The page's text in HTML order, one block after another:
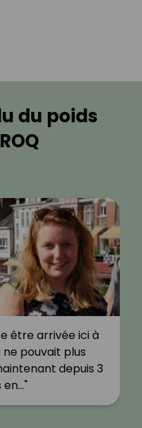
du poids
être arrivée ici à
pouvait plus
depuis 3
en…"